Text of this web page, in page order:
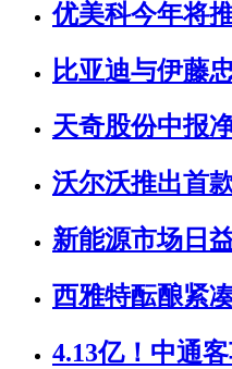
优美科今年将
比亚迪与伊藤
天奇股份中报
沃尔沃推出首
新能源市场日
西雅特酝酿紧
4.13亿！中通